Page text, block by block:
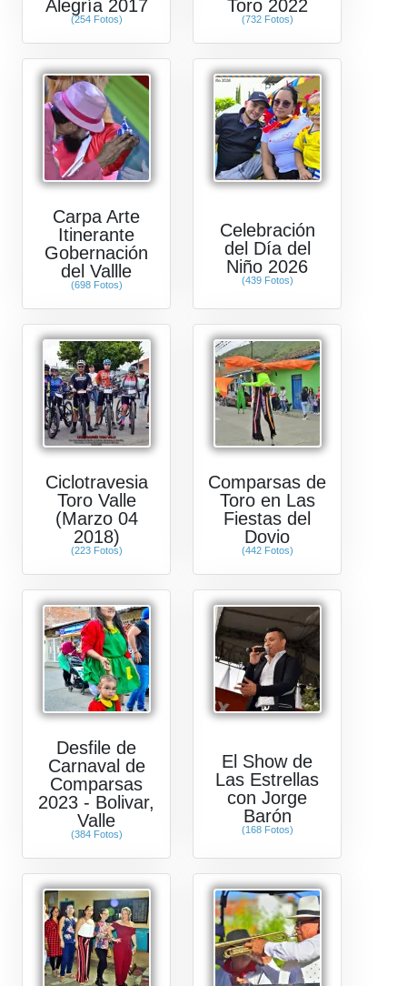
Alegría 2017
(254 Fotos)
Toro 2022
(732 Fotos)
Carpa Arte
Itinerante
Gobernación
del Vallle
(698 Fotos)
Celebración
del Día del
Niño 2026
(439 Fotos)
Ciclotravesia
Toro Valle
(Marzo 04
2018)
(223 Fotos)
Comparsas de
Toro en Las
Fiestas del
Dovio
(442 Fotos)
Desfile de
Carnaval de
Comparsas
2023 - Bolivar,
Valle
(384 Fotos)
El Show de
Las Estrellas
con Jorge
Barón
(168 Fotos)